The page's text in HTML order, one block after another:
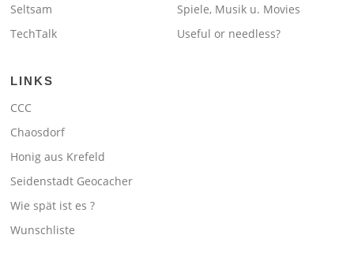
Seltsam
Spiele, Musik u. Movies
TechTalk
Useful or needless?
LINKS
CCC
Chaosdorf
Honig aus Krefeld
Seidenstadt Geocacher
Wie spät ist es ?
Wunschliste